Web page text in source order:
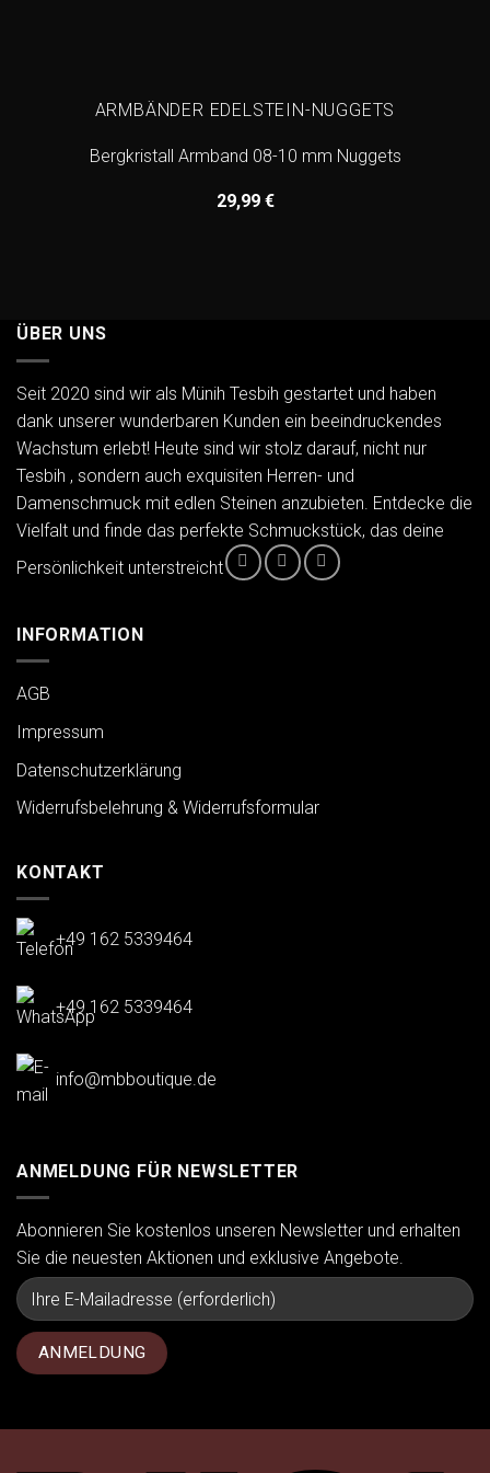
ARMBÄNDER EDELSTEIN-NUGGETS
Bergkristall Armband 08-10 mm Nuggets
29,99 €
ÜBER UNS
Seit 2020 sind wir als Münih Tesbih gestartet und haben
dank unserer wunderbaren Kunden ein beeindruckendes
Wachstum erlebt! Heute sind wir stolz darauf, nicht nur
Tesbih , sondern auch exquisiten Herren- und
Damenschmuck mit edlen Steinen anzubieten. Entdecke die
Vielfalt und finde das perfekte Schmuckstück, das deine
Persönlichkeit unterstreicht
INFORMATION
AGB
Impressum
Datenschutzerklärung
Widerrufsbelehrung & Widerrufsformular
KONTAKT
+49 162 5339464
+49 162 5339464
info@mbboutique.de
ANMELDUNG FÜR NEWSLETTER
Abonnieren Sie kostenlos unseren Newsletter und erhalten
Sie die neuesten Aktionen und exklusive Angebote.